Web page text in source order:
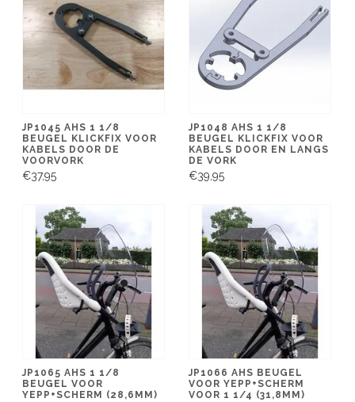
JP1045 AHS 1 1/8
BEUGEL KLICKFIX VOOR
KABELS DOOR DE
VOORVORK
€37,95
JP1048 AHS 1 1/8
BEUGEL KLICKFIX VOOR
KABELS DOOR EN LANGS
DE VORK
€39,95
JP1065 AHS 1 1/8
BEUGEL VOOR
YEPP+SCHERM (28,6MM)
JP1066 AHS BEUGEL
VOOR YEPP+SCHERM
VOOR 1 1/4 (31,8MM)